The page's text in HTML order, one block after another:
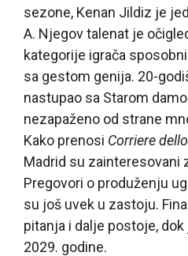
sezone, Kenan Jildiz je
A. Njegov talenat je
kategorije igrača
sa gestom genija. 20-
nastupao sa Starom
nezapaženo od strane
Kako prenosi Corriere
Madrid su zainteresovani
Pregovori o produženju
su još uvek u zastoju.
pitanja i dalje postoje,
2029. godine.